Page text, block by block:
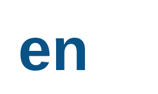
en